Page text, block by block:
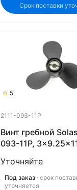
Срок поставки
5
2111-093-11P
Винт гребной
093-11P,
Уточняйте
Под заказ · срок
уточняется